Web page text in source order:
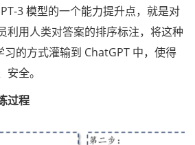
3 模型的一个能力提升点，就是对
利用人类对答案的排序标注，将这种
习的方式灌输到 ChatGPT 中，使得
全。
过程